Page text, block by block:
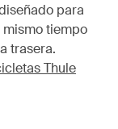
para
tiempo
trasera.
Thule